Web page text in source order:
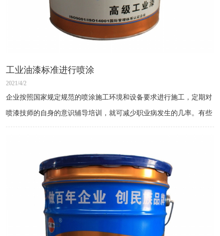
工业油漆标准进行喷涂
2021/4/2
企业按照国家规定规范的喷涂施工环境和设备要求进行施工，定期对
喷漆技师的自身的意识辅导培训，就可减少职业病发生的几率。有些
企业老板为了怕花钱忽视油漆工的健康，采取简单的预防措施，甚至
请的油漆工多是刚从农村出来的打工者，他们根本没有接受任何正规
化培训，缺乏防护意识，更容易导致中毒事件发生。